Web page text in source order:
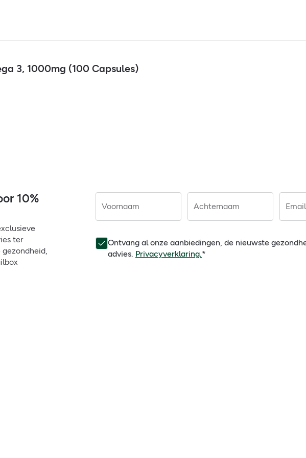
3, 1000mg (100 Capsules)
10%
ter
Voornaam Achternaam Email
Ontvang al onze aanbiedingen, de nieuwste
advies. Privacyverklaring.*